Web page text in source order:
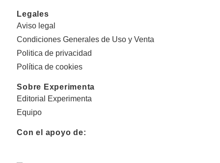
Legales
Aviso legal
Condiciones Generales de Uso y Venta
Politica de privacidad
Política de cookies
Sobre Experimenta
Editorial Experimenta
Equipo
Con el apoyo de: